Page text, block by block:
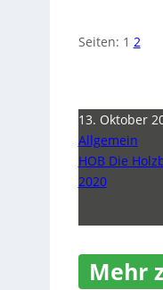
Seiten: 1 2
13. Oktober
Allgemein
HOB Die
2020
Mehr